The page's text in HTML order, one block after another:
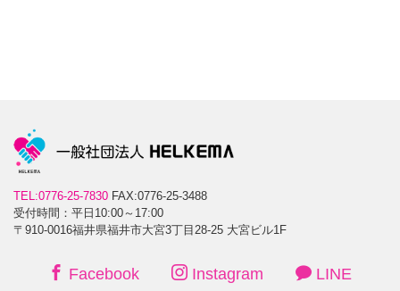
TEL:0776-25-7830 FAX:0776-25-3488
受付時間：平日10:00～17:00
〒910-0016福井県福井市大宮3丁目28-25 大宮ビル1F
Facebook Instagram LINE